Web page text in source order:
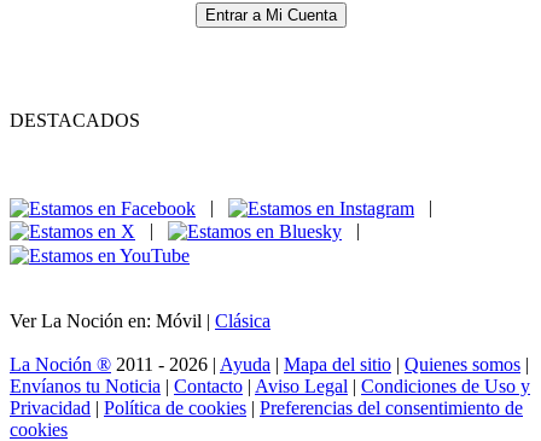
Entrar a Mi Cuenta
DESTACADOS
|
|
|
|
Ver La Noción en: Móvil | Clásica
La Noción ® 2011 - 2026 | Ayuda | Mapa del sitio | Quienes somos |
Envíanos tu Noticia | Contacto | Aviso Legal | Condiciones de Uso y
Privacidad | Política de cookies | Preferencias del consentimiento de
cookies